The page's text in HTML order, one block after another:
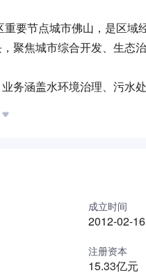
要节点城市佛山，是区域
聚焦城市综合开发、生态
务涵盖水环境治理、污水
司积极参与区域产业园区
改革实践，构建合规高效
参与多项重点民生工程
探索智慧城市、循环经济
成立时间
2012-02-16
注册资本
15.33亿元